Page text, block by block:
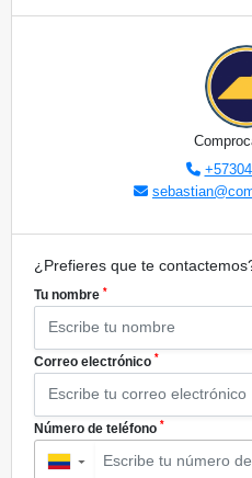
¿Prefieres que te
Tu nombre *
Correo electrónico *
Número de teléfono *
▼